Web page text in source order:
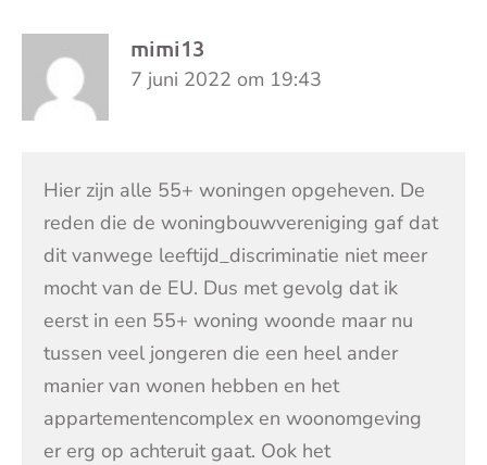
mimi13
7 juni 2022 om 19:43
Hier zijn alle 55+ woningen opgeheven. De
reden die de woningbouwvereniging gaf dat
dit vanwege leeftijd_discriminatie niet meer
mocht van de EU. Dus met gevolg dat ik
eerst in een 55+ woning woonde maar nu
tussen veel jongeren die een heel ander
manier van wonen hebben en het
appartementencomplex en woonomgeving
er erg op achteruit gaat. Ook het